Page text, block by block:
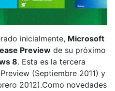
inicialmente, Microsoft
Preview de su próximo
8. Esta es la tercera
(Septiembre 2011) y
2012).Como novedades